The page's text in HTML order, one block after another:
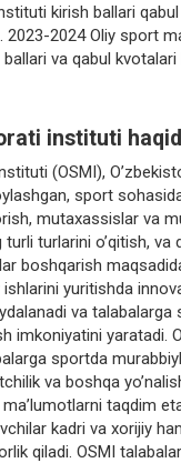
kirish ballari qabul
2023-2024 Oliy sport
va qabul kvotalari
instituti
(OSMI),
sport
mutaxassislar va
turlarini o’qitish, va
boshqarish
ishlarini yuritishda
va talabalarga
imkoniyatini yaratadi.
sportda
va boshqa
taqdim
kadri va xorijiy
qiladi. OSMI